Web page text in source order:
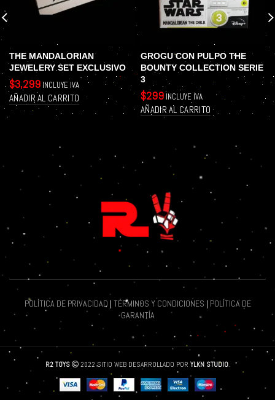
THE MANDALORIAN
JEWELERY SET EXCLUSIVO
$3,299 INCLUYE IVA
AÑADIR AL CARRITO
GROGU CON PULPO THE
BOUNTY COLLECTION SERIE
3
$299 INCLUYE IVA
AÑADIR AL CARRITO
POLÍTICA DE PRIVACIDAD | TÉRMINOS Y CONDICIONES | POLÍTICA DE
GARANTÍA
R2 TOYS 2022 SITIO WEB DESARROLLADO POR YLKN STUDIO.